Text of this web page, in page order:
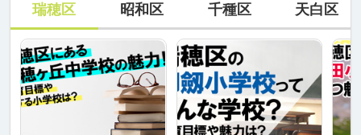
瑞穂区 昭和区 千種区 天白区